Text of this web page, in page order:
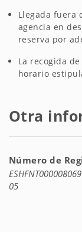
Llegada fuera
agencia en
reserva por
La recogida
horario
Otra
Número de
05